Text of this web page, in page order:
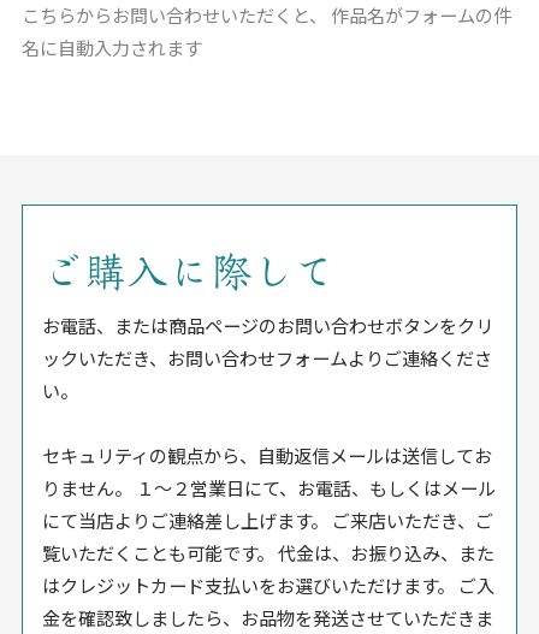
こちらからお問い合わせいただくと、
作品名がフォームの件
名に自動入力されます
ご購入に際して
お電話、または商品ページのお問い合わせボタンをクリ
ックいただき、お問い合わせフォームよりご連絡くださ
い。
セキュリティの観点から、自動返信メールは送信してお
りません。 １〜２営業日にて、お電話、もしくはメール
にて当店よりご連絡差し上げます。 ご来店いただき、ご
覧いただくことも可能です。 代金は、お振り込み、また
はクレジットカード支払いをお選びいただけます。 ご入
金を確認致しましたら、お品物を発送させていただきま